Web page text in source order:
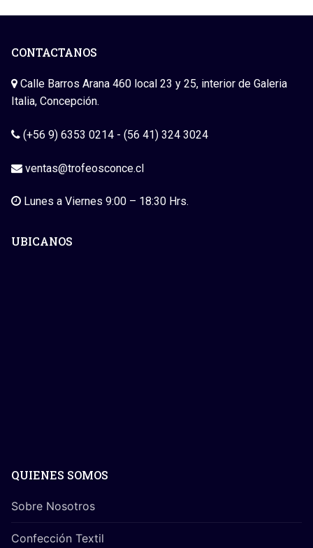
CONTACTANOS
Calle Barros Arana 460 local 23 y 25, interior de Galeria
Italia, Concepción.
(+56 9) 6353 0214 - (56 41) 324 3024
ventas@trofeosconce.cl
Lunes a Viernes 9:00 – 18:30 Hrs.
UBICANOS
QUIENES SOMOS
Sobre Nosotros
Confección Textil